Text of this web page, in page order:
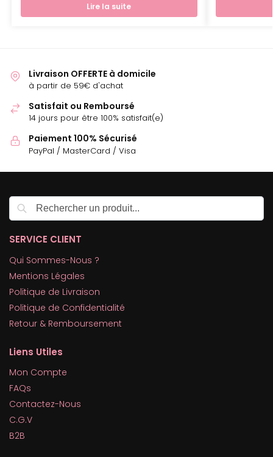
Lire la suite
Livraison OFFERTE à domicile
à partir de 59€ d'achat
Satisfait ou Remboursé
14 jours pour être 100% satisfait(e)
Paiement 100% Sécurisé
PayPal / MasterCard / Visa
SERVICE CLIENT
Qui Sommes-Nous ?
Mentions Légales
Politique de Livraison
Politique de Confidentialité
Retour & Remboursement
Liens Utiles
Mon Compte
FAQs
Contactez-Nous
C.G.V
B2B